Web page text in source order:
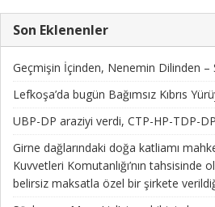
Son Eklenenler
Geçmişin İçinden, Nenemin Dilinden –
Lefkoşa’da bugün Bağımsız Kıbrıs
UBP-DP araziyi verdi, CTP-HP-TDP-
Girne dağlarındaki doğa katliamı
Kuvvetleri Komutanlığı’nın tahsisinde
belirsiz maksatla özel bir şirkete